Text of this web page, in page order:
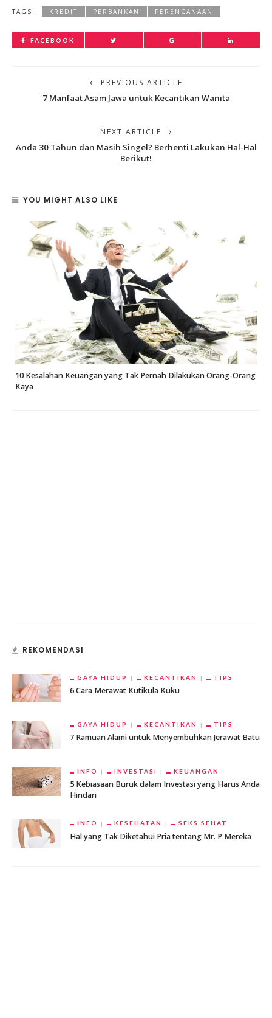
TAGS : KREDIT PERBANKAN PERENCANAAN
FACEBOOK
PREVIOUS ARTICLE
7 Manfaat Asam Jawa untuk Kecantikan Wanita
NEXT ARTICLE
Anda 30 Tahun dan Masih Singel? Berhenti Lakukan Hal-Hal
Berikut!
YOU MIGHT ALSO LIKE
10 Kesalahan Keuangan yang Tak Pernah Dilakukan Orang-Orang
Kaya
REKOMENDASI
GAYA HIDUP KECANTIKAN TIPS
6 Cara Merawat Kutikula Kuku
GAYA HIDUP KECANTIKAN TIPS
7 Ramuan Alami untuk Menyembuhkan Jerawat Batu
INFO INVESTASI KEUANGAN
5 Kebiasaan Buruk dalam Investasi yang Harus Anda
Hindari
INFO KESEHATAN SEKS SEHAT
Hal yang Tak Diketahui Pria tentang Mr. P Mereka